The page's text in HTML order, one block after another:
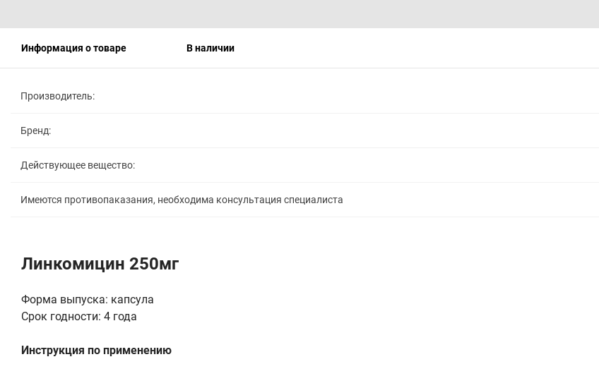
Информация о товаре В наличии
Производитель:
Бренд:
Действующее вещество:
Имеются противопаказания, необходима консультация специалиста
Линкомицин 250мг
Форма выпуска: капсула
Срок годности: 4 года
Инструкция по применению